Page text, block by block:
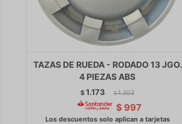
TAZAS DE RUEDA - RODADO 13 JGO.
4 PIEZAS ABS
$1.173 $ 1.202
$ 997